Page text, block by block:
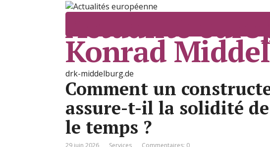
Actualité
Konrad
drk-middelburg.de
Comment un
assure-t-il la solidité
le temps ?
29 juin 2026 Services Commentaires: 0